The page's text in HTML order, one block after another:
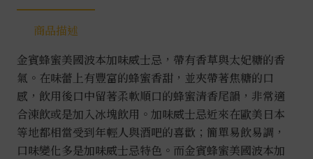
士
數
量
商品描述
金賓蜂蜜美國波本加味威士忌，帶有香草與太妃糖的香
氣。在味蕾上有豐富的蜂蜜香甜，並夾帶著焦糖的口
感，飲用後口中留著柔軟順口的蜂蜜清香尾韻，非常適
合涷飲或是加入冰塊飲用。加味威士忌近來在歐美日本
等地都相當受到年輕人與酒吧的喜歡；簡單易飲易調，
口味變化多是加味威士忌特色。而金賓蜂蜜美國波本加